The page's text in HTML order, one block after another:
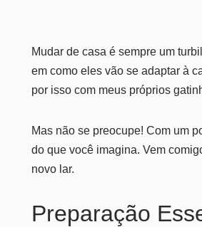
Mudar de casa é sempre um
em como eles vão se adaptar à
por isso com meus próprios
Mas não se preocupe! Com um
do que você imagina. Vem
novo lar.
Preparação